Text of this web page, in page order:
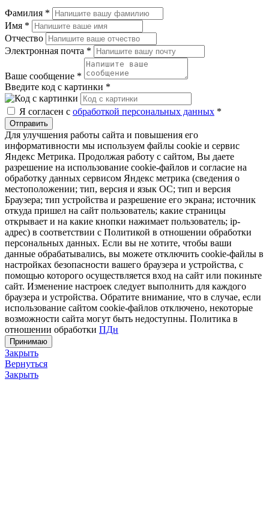
Фамилия *
Имя *
Отчество
Электронная почта *
Ваше сообщение *
Введите код с картинки *
Я согласен с обработкой персональных данных *
Отправить
Для улучшения работы сайта и повышения его
информативности мы используем файлы cookie и сервис
Яндекс Метрика. Продолжая работу с сайтом, Вы даете
разрешение на использование cookie-файлов и согласие на
обработку данных сервисом Яндекс метрика (сведения о
местоположении; тип, версия и язык ОС; тип и версия
Браузера; тип устройства и разрешение его экрана; источник
откуда пришел на сайт пользователь; какие страницы
открывает и на какие кнопки нажимает пользователь; ip-
адрес) в соответствии с Политикой в отношении обработки
персональных данных. Если вы не хотите, чтобы ваши
данные обрабатывались, вы можете отключить cookie-файлы в
настройках безопасности вашего браузера и устройства, с
помощью которого осуществляется вход на сайт или покиньте
сайт. Изменение настроек следует выполнить для каждого
браузера и устройства. Обратите внимание, что в случае, если
использование сайтом cookie-файлов отключено, некоторые
возможности сайта могут быть недоступны. Политика в
отношении обработки ПДн
Принимаю
Закрыть
Вернуться
Закрыть